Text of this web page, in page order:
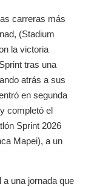
carreras más
(Stadium
la victoria
tras una
atrás a sus
en segunda
completó el
Sprint 2026
Mapei), a un
a una jornada que